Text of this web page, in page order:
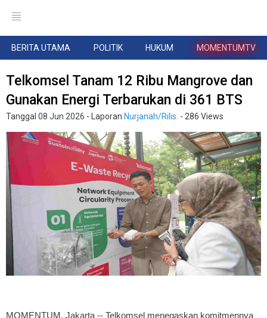
BERITA UTAMA POLITIK HUKUM MOMENTUMTV
Telkomsel Tanam 12 Ribu Mangrove dan
Gunakan Energi Terbarukan di 361 BTS
Tanggal 08 Jun 2026 - Laporan Nurjanah/Rilis. - 286 Views
MOMENTUM, Jakarta -- Telkomsel menegaskan komitmennya